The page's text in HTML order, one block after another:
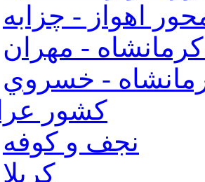
اهواز - چزابه
- مهران
- خسروي
كشور
نجف و كوفه
كربلا